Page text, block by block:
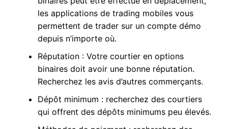
les applications de trading mobiles vous
permettent de trader sur un compte démo
depuis n’importe où.
Réputation : Votre courtier en options
binaires doit avoir une bonne réputation.
Recherchez les avis d’autres commerçants.
Dépôt minimum : recherchez des courtiers
qui offrent des dépôts minimums peu élevés.